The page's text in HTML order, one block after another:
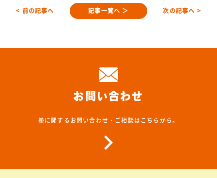
< 前の記事へ 記事一覧へ ＞ 次の記事へ >
お問い合わせ
塾に関するお問い合わせ・ご相談はこちらから。